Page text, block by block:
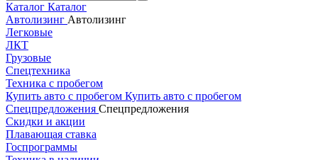
Каталог Каталог
Автолизинг Автолизинг
Легковые
ЛКТ
Грузовые
Спецтехника
Техника с пробегом
Купить авто с пробегом Купить авто с пробегом
Спецпредложения Спецпредложения
Скидки и акции
Плавающая ставка
Госпрограммы